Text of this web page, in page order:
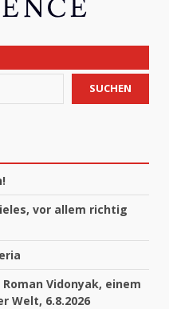
SUCHEN
vor allem richtig
Vidonyak, einem
Welt, 6.8.2026